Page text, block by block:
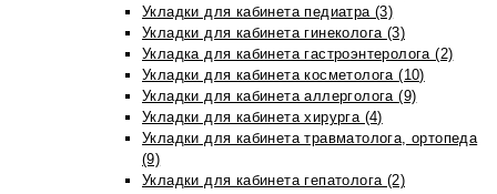
Укладки для кабинета педиатра (3)
Укладки для кабинета гинеколога (3)
Укладка для кабинета гастроэнтеролога (2)
Укладки для кабинета косметолога (10)
Укладки для кабинета аллерголога (9)
Укладки для кабинета хирурга (4)
Укладки для кабинета травматолога, ортопеда
(9)
Укладки для кабинета гепатолога (2)